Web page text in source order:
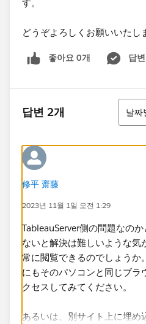
す。
どうぞよろしくお願いいたし
좋아요 0개 답
답변 2개
정렬
날짜
修平 齋藤
2023년 11월 1일 오전 1:29
TableauServer側の問題なの
ないと解決は難しいような気
常に閲覧できるのでしょうか
にもそのパソコンと同じブラ
クセスしてみてください。
あるいは、別サイト上に埋め